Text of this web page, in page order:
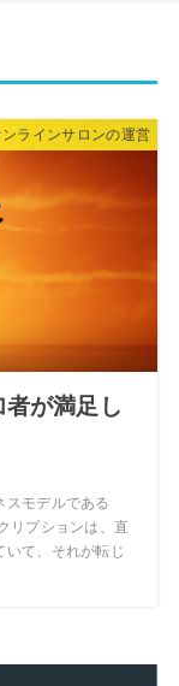
ンラインサロンの運営
が満足し
スモデルである
リプションは、直
いて、それが転じ